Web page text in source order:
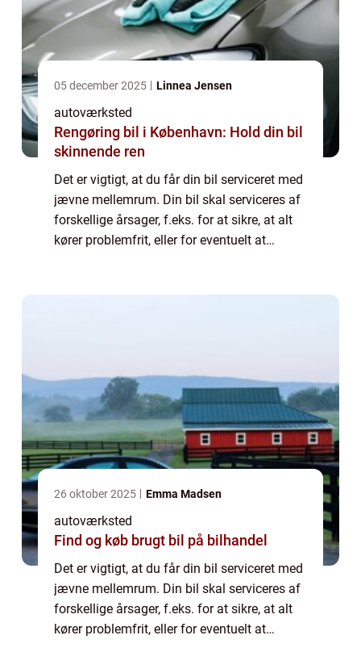
05 december 2025 Linnea Jensen
autoværksted
Rengøring bil i København: Hold din bil
skinnende ren
Det er vigtigt, at du får din bil serviceret med
jævne mellemrum. Din bil skal serviceres af
forskellige årsager, f.eks. for at sikre, at alt
kører problemfrit, eller for eventuelt at
26 oktober 2025 Emma Madsen
autoværksted
Find og køb brugt bil på bilhandel
Det er vigtigt, at du får din bil serviceret med
jævne mellemrum. Din bil skal serviceres af
forskellige årsager, f.eks. for at sikre, at alt
kører problemfrit, eller for eventuelt at